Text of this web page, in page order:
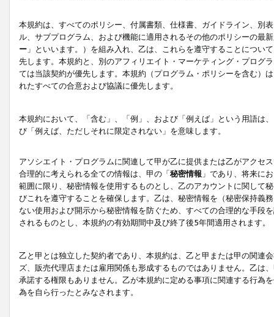
本規約は、すべてのポリシー、付属書類、仕様書、ガイドライン、別
ル、サブプログラム、および機能に適用されるその他のポリシーの最
ー 」といいます。）を組み入れ、乙は、これらを遵守することにつ
先します。本規約と、別のアフィリエイト・マーケティング・プログ
ては当該契約が優先します。本規約（プログラム・ポリシーを含む）
れたすべての合意および協議に優先します。
本規約において、「含む」、「例」、および「例えば」という用語は
び「例えば、ただしそれに限定されない」を意味します。
アソシエイト・プログラムに関連して甲が乙に提供または乙がアクセ
合理的に考えられる全ての情報は、甲の「秘密情報 」であり、将来に
範囲に限り、秘密情報を使用するものとし、乙のアカウントに関して
びこれを遵守することを確保します。乙は、秘密情報を（秘密保持義
ない使用および開示から秘密情報を防ぐため、すべての合理的な手段
されるものとし、本規約の有効期間中及び終了後5年間適用されます。
乙と甲とは独立した契約者であり、本規約は、乙と甲または甲の関連
ズ、販売代理店または雇用関係も形成するものではありません。乙は
承諾する権限もありません。乙が本規約に定める事項に関連する行為
為を自ら行ったとみなされます。